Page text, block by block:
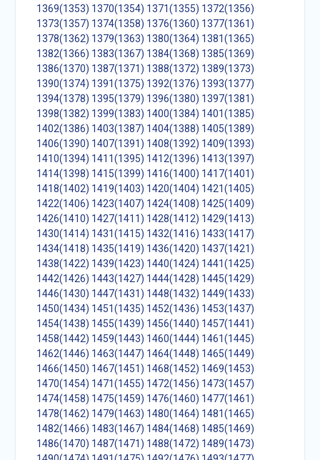
1369(1353) 1370(1354) 1371(1355) 1372(1356)
1373(1357) 1374(1358) 1376(1360) 1377(1361)
1378(1362) 1379(1363) 1380(1364) 1381(1365)
1382(1366) 1383(1367) 1384(1368) 1385(1369)
1386(1370) 1387(1371) 1388(1372) 1389(1373)
1390(1374) 1391(1375) 1392(1376) 1393(1377)
1394(1378) 1395(1379) 1396(1380) 1397(1381)
1398(1382) 1399(1383) 1400(1384) 1401(1385)
1402(1386) 1403(1387) 1404(1388) 1405(1389)
1406(1390) 1407(1391) 1408(1392) 1409(1393)
1410(1394) 1411(1395) 1412(1396) 1413(1397)
1414(1398) 1415(1399) 1416(1400) 1417(1401)
1418(1402) 1419(1403) 1420(1404) 1421(1405)
1422(1406) 1423(1407) 1424(1408) 1425(1409)
1426(1410) 1427(1411) 1428(1412) 1429(1413)
1430(1414) 1431(1415) 1432(1416) 1433(1417)
1434(1418) 1435(1419) 1436(1420) 1437(1421)
1438(1422) 1439(1423) 1440(1424) 1441(1425)
1442(1426) 1443(1427) 1444(1428) 1445(1429)
1446(1430) 1447(1431) 1448(1432) 1449(1433)
1450(1434) 1451(1435) 1452(1436) 1453(1437)
1454(1438) 1455(1439) 1456(1440) 1457(1441)
1458(1442) 1459(1443) 1460(1444) 1461(1445)
1462(1446) 1463(1447) 1464(1448) 1465(1449)
1466(1450) 1467(1451) 1468(1452) 1469(1453)
1470(1454) 1471(1455) 1472(1456) 1473(1457)
1474(1458) 1475(1459) 1476(1460) 1477(1461)
1478(1462) 1479(1463) 1480(1464) 1481(1465)
1482(1466) 1483(1467) 1484(1468) 1485(1469)
1486(1470) 1487(1471) 1488(1472) 1489(1473)